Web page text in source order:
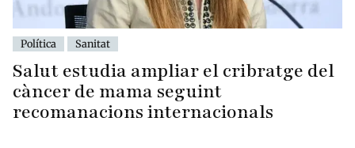
Política Sanitat
Salut estudia ampliar el cribratge del
càncer de mama seguint
recomanacions internacionals